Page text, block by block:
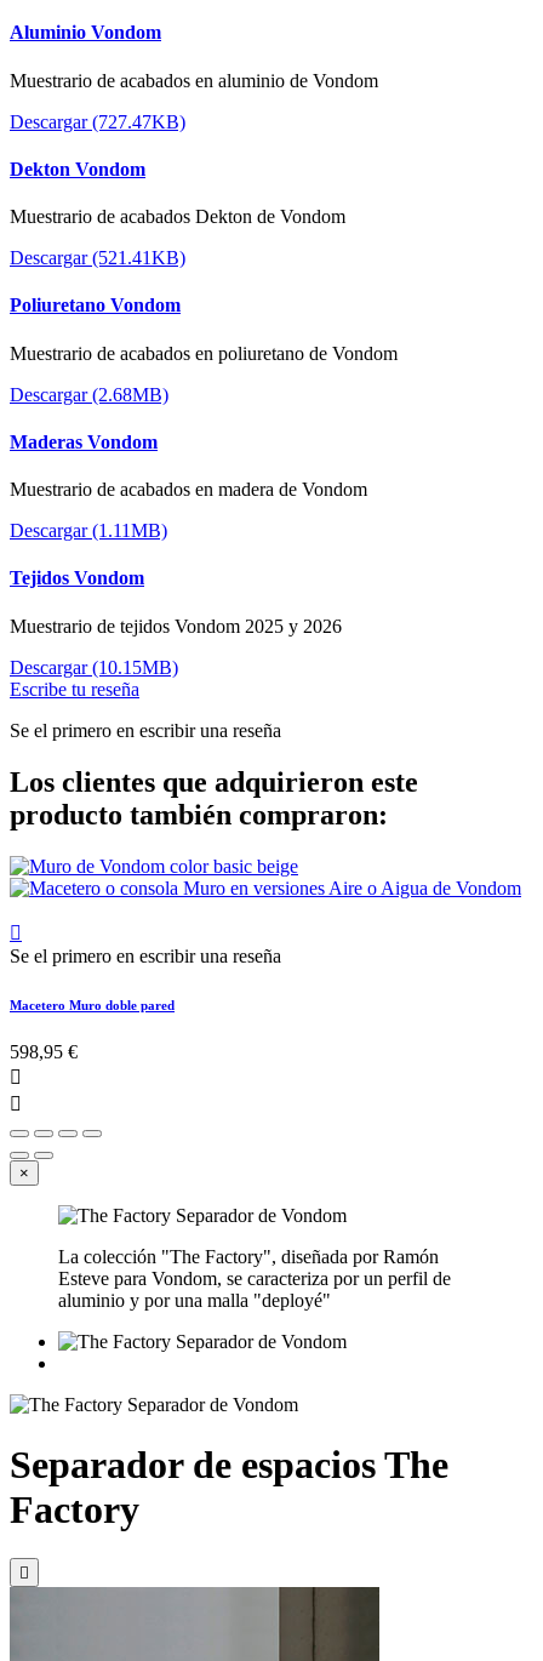
Aluminio Vondom
Muestrario de acabados en aluminio de Vondom
Descargar (727.47KB)
Dekton Vondom
Muestrario de acabados Dekton de Vondom
Descargar (521.41KB)
Poliuretano Vondom
Muestrario de acabados en poliuretano de Vondom
Descargar (2.68MB)
Maderas Vondom
Muestrario de acabados en madera de Vondom
Descargar (1.11MB)
Tejidos Vondom
Muestrario de tejidos Vondom 2025 y 2026
Descargar (10.15MB)
Escribe tu reseña
Se el primero en escribir una reseña
Los clientes que adquirieron este
producto también compraron:

Se el primero en escribir una reseña
Macetero Muro doble pared
598,95 €


×
La colección "The Factory", diseñada por Ramón
Esteve para Vondom, se caracteriza por un perfil de
aluminio y por una malla "deployé"
Separador de espacios The
Factory
